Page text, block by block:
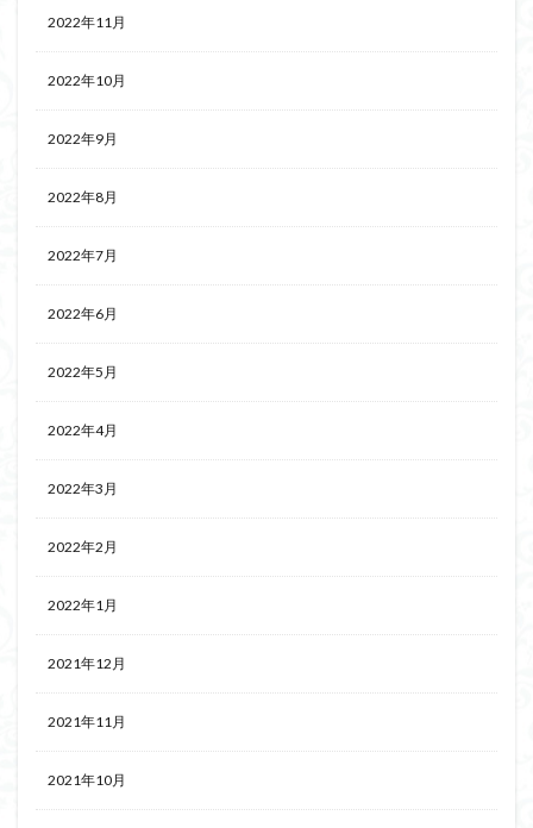
2022年11月
2022年10月
2022年9月
2022年8月
2022年7月
2022年6月
2022年5月
2022年4月
2022年3月
2022年2月
2022年1月
2021年12月
2021年11月
2021年10月